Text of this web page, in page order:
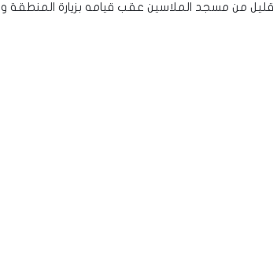
من مسجد الملاسين عقب قيامه بزيارة المنطقة و